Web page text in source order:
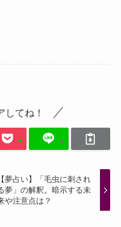
してね！
【夢占い】「毛虫に刺され
夢」の解釈。暗示する未
や注意点は？